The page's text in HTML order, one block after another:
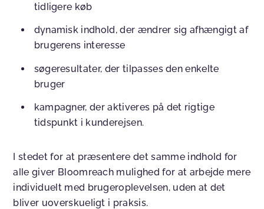
tidligere køb
dynamisk indhold, der ændrer sig afhængigt af
brugerens interesse
søgeresultater, der tilpasses den enkelte
bruger
kampagner, der aktiveres på det rigtige
tidspunkt i kunderejsen.
I stedet for at præsentere det samme indhold for
alle giver Bloomreach mulighed for at arbejde mere
individuelt med brugeroplevelsen, uden at det
bliver uoverskueligt i praksis.